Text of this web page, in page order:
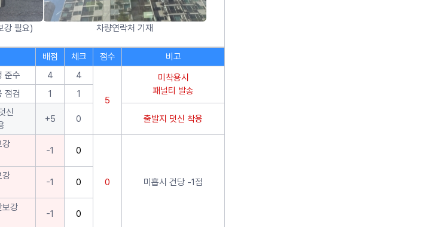
강 필요) 차량연락처 기재
배점 체크 점수 비고
준수 4 4
5
미착용시
패널티 발송
점검 1 1
신
+5 0 출발지 덧신 착용
강
-1 0
0 미흡시 건당 -1점
강
-1 0
보강
-1 0